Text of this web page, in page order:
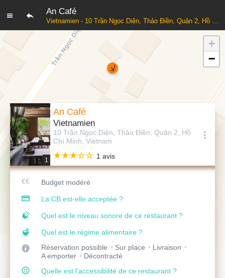
An Café
Vietnamien - 10 Trần Ngọc Diện, Thảo Điền, Quận 2, Hồ Chí Minh, Vietnam
1
An Café
Vietnamien
10 Trần Ngọc Diện, Thảo Điền, Quận 2, Hồ
Chí Minh, Vietnam
1 avis
Budget modéré
La CB est-elle acceptée ?
Quel est le niveau sonore de ce restaurant ?
Quel est le régime alimentaire ?
Réservation possible
Sur place
Livraison
A emporter
Décontracté
Quelle est l'accessibilité de ce restaurant ?
+
−